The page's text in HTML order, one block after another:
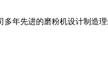
年先进的磨粉机设计制造